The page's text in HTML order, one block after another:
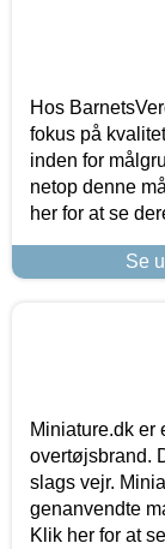
Hos
fokus på
inden for
netop denne
her for at se
Se
Miniature.dk er
overtøjsbrand.
slags vejr.
genanvendte
Klik her for at